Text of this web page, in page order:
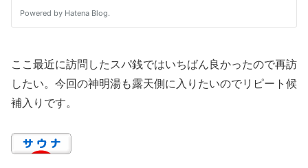
ここ最近に訪問したスパ銭ではいちばん良かったので再訪
したい。今回の神明湯も露天側に入りたいのでリピート候
補入りです。